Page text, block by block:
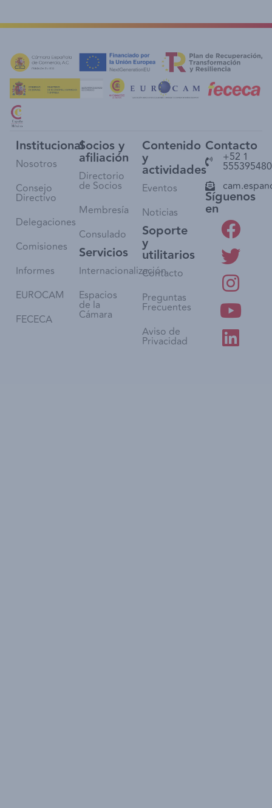
Institucional
Nosotros
Consejo
Directivo
Delegaciones
Comisiones
Informes
EUROCAM
FECECA
Socios y
afiliación
Directorio
de Socios
Membresía
Consulado
Servicios
Internacionalización
Espacios
de la
Cámara
Contenido
y
actividades
Eventos
Noticias
Soporte
y
utilitarios
Contacto
Preguntas
Frecuentes
Aviso de
Privacidad
Contacto
+52 1
Síguenos
en